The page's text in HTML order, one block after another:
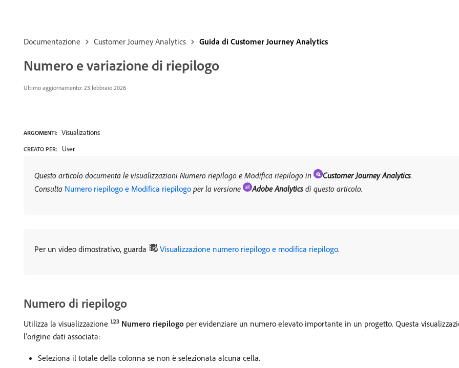
Documentazione Customer Journey Analytics Guida di Customer Journey Analytics
Numero e variazione di riepilogo
Ultimo aggiornamento: 23 febbraio 2026
ARGOMENTI: Visualizations
CREATO PER: User
Questo articolo documenta le visualizzazioni Numero riepilogo e Modifica riepilogo in Customer Journey Analytics.
Consulta Numero riepilogo e Modifica riepilogo per la versione Adobe Analytics di questo articolo.
Per un video dimostrativo, guarda Visualizzazione numero riepilogo e modifica riepilogo.
Numero di riepilogo
Utilizza la visualizzazione Numero riepilogo per evidenziare un numero elevato importante in un progetto. Questa
l’origine dati associata:
Seleziona il totale della colonna se non è selezionata alcuna cella.